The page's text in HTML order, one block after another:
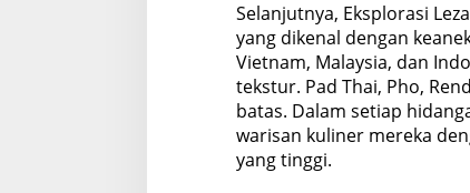
Selanjutnya, Eksplorasi
yang dikenal dengan
Vietnam, Malaysia, dan
tekstur. Pad Thai, Pho,
batas. Dalam setiap
warisan kuliner mereka
yang tinggi.